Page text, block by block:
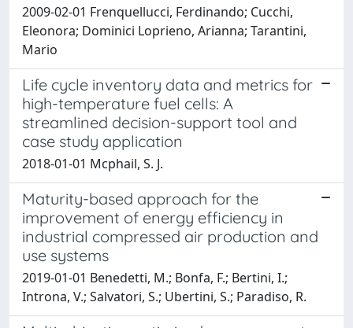
2009-02-01 Frenquellucci, Ferdinando; Cucchi,
Eleonora; Dominici Loprieno, Arianna; Tarantini,
Mario
Life cycle inventory data and metrics for
high-temperature fuel cells: A
streamlined decision-support tool and
case study application
2018-01-01 Mcphail, S. J.
Maturity-based approach for the
improvement of energy efficiency in
industrial compressed air production and
use systems
2019-01-01 Benedetti, M.; Bonfa, F.; Bertini, I.;
Introna, V.; Salvatori, S.; Ubertini, S.; Paradiso, R.